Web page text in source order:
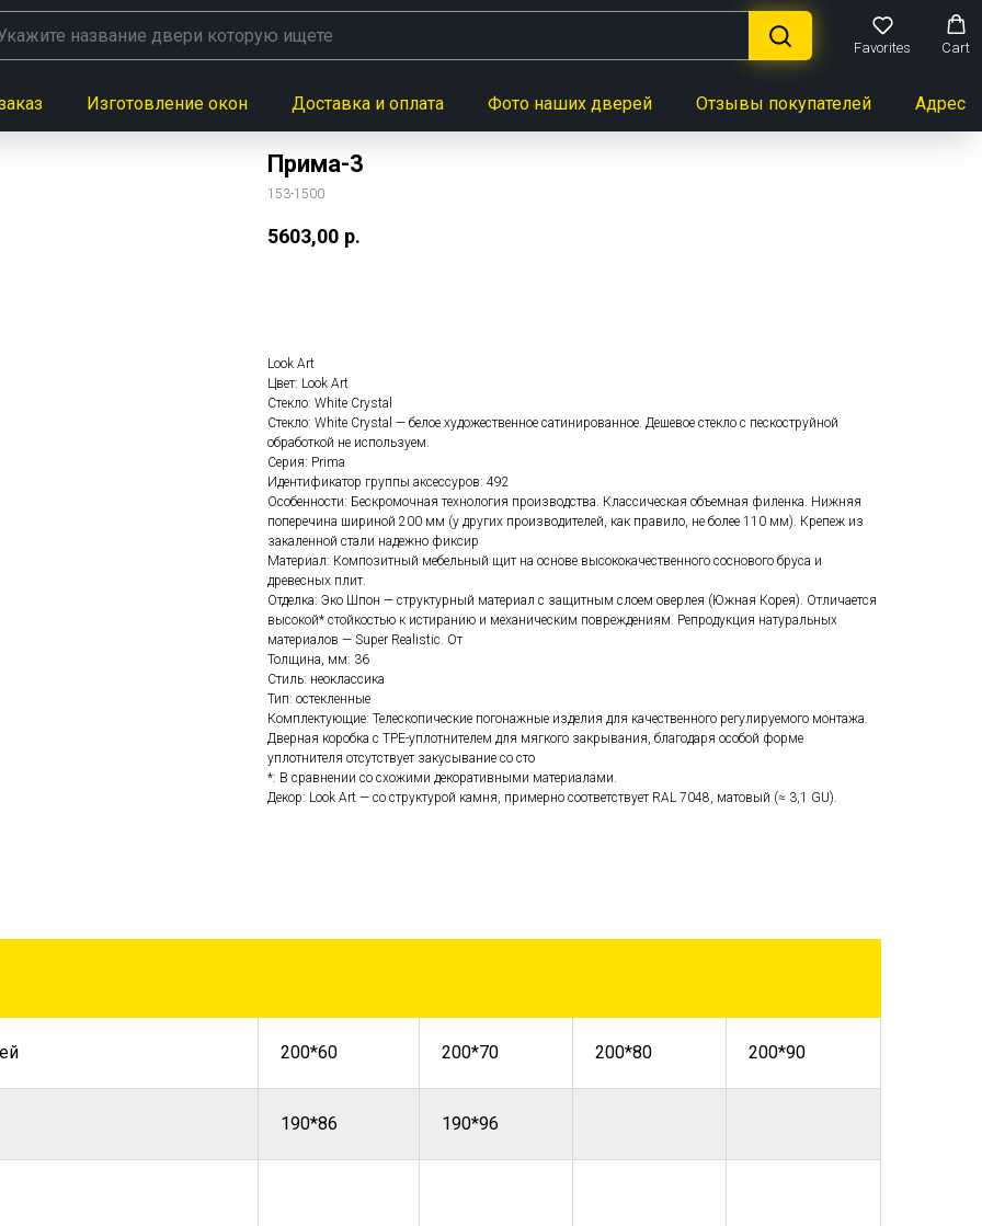
Favorites Cart
Изготовление окон Доставка и оплата Фото наших дверей Отзывы покупателей Адреса
Прима-3
153-1500
5603,00 р.
Look Art
Цвет: Look Art
Стекло: White Сrystal
Стекло: White Сrystal — белое художественное сатинированное. Дешевое стекло с пескоструйной
обработкой не используем.
Серия: Prima
Идентификатор группы аксессуров: 492
Особенности: Бескромочная технология производства. Классическая объемная филенка. Нижняя
поперечина шириной 200 мм (у других производителей, как правило, не более 110 мм). Крепеж из
закаленной стали надежно фиксир
Материал: Композитный мебельный щит на основе высококачественного соснового бруса и
древесных плит.
Отделка: Эко Шпон — структурный материал с защитным слоем оверлея (Южная Корея). Отличается
высокой* стойкостью к истиранию и механическим повреждениям. Репродукция натуральных
материалов — Super Realistic. От
Толщина, мм: 36
Стиль: неоклассика
Тип: остекленные
Комплектующие: Телескопические погонажные изделия для качественного регулируемого монтажа.
Дверная коробка с TPE-уплотнителем для мягкого закрывания, благодаря особой форме
уплотнителя отсутствует закусывание со сто
*: В сравнении со схожими декоративными материалами.
Декор: Look Art — со структурой камня, примерно соответствует RAL 7048, матовый (≈ 3,1 GU).
200*60 200*70 200*80 200*90
190*86 190*96